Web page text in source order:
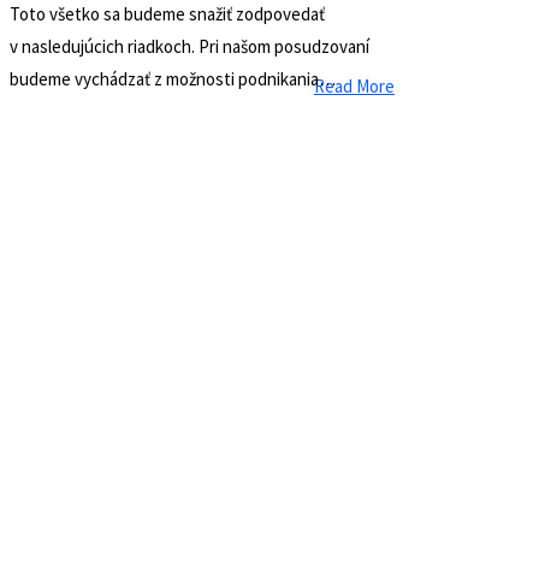
Toto všetko sa budeme snažiť zodpovedať
v nasledujúcich riadkoch. Pri našom posudzovaní
budeme vychádzať z možnosti podnikania…Read More